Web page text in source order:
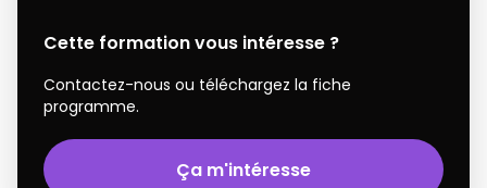
Cette formation vous intéresse ?
Contactez-nous ou téléchargez la fiche
programme.
Ça m'intéresse